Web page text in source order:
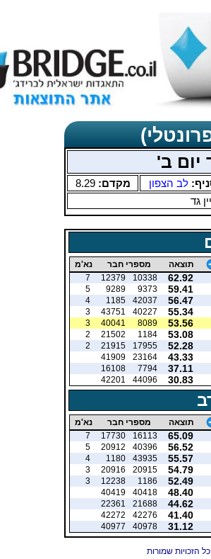
יום ב'
לב הצפון מקדם:8.29
גד
תוצאה מספרי חבר נא'מ
62.92
10338
12379
7
59.41
9373
9289
5
56.47
42037
1185
4
55.34
40227
43751
3
53.56
8089
40041
3
53.08
1184
21502
2
52.28
17955
21915
2
43.33
23164
41909
37.11
7794
16108
30.83
44096
42201
תוצאה מספרי חבר נא'מ
65.09
16113
17730
7
56.52
40396
20912
5
55.57
43935
1180
4
54.79
20915
20916
3
52.49
1186
12238
3
48.40
40418
40419
44.62
21688
22361
41.40
42276
42272
31.12
40978
40977